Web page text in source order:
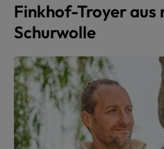
Finkhof-Troyer aus
Schurwolle
Bildergalerie überspringen